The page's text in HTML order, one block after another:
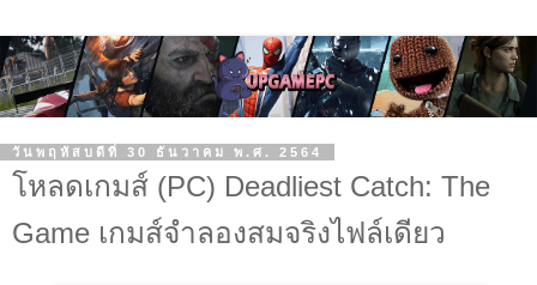
วันพฤหัสบดีที่ 30 ธันวาคม พ.ศ. 2564
โหลดเกมส์ (PC) Deadliest Catch: The
Game เกมส์จำลองสมจริงไฟล์เดียว